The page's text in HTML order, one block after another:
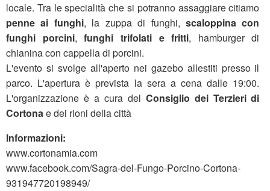
locale. Tra le specialità che si potranno assaggiare citiamo
penne ai funghi, la zuppa di funghi,scaloppina con
funghi porcini,funghi trifolati e fritti, hamburger di
chianina con cappella di porcini.
L'evento si svolge all'aperto nei gazebo allestiti presso il
parco. L'apertura è prevista la sera a cena dalle 19:00.
L'organizzazione è a cura del Consiglio dei Terzieri di
Cortonae dei rioni della città
Informazioni:
www.cortonamia.com
www.facebook.com/Sagra-del-Fungo-Porcino-Cortona-
931947720198949/